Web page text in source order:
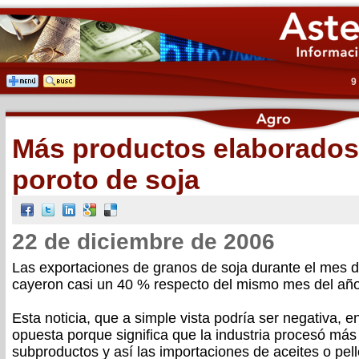
9
Más productos
poroto de soja
22 de diciembre de 2006
Las exportaciones de granos de soja durante el mes
cayeron casi un 40 % respecto del mismo mes del
Esta noticia, que a simple vista podría ser negativa,
opuesta porque significa que la industria procesó
subproductos y así las importaciones de aceites o